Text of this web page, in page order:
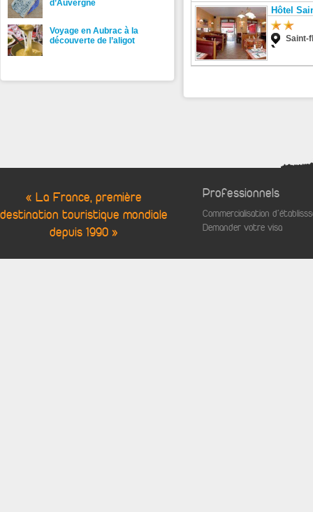
Hôtel
Saint-
d’Auvergne
Voyage en Aubrac à la
découverte de l’aligot
« La France, première
destination touristique mondiale
depuis 1990 »
Professionnels
Commercialisation
Demander votre visa